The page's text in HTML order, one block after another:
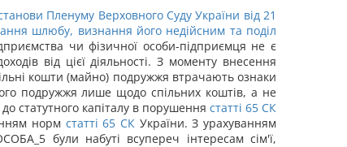
Пленуму Верховного Суду України від 21
шлюбу, визнання його недійсним та поділ
чи фізичної особи-підприємця не є
від цієї діяльності. З моменту внесення
кошти (майно) подружжя втрачають ознаки
подружжя лише щодо спільних коштів, а не
статутного капіталу в порушення статті 65 СК
норм статті 65 СКУкраїни. З урахуванням
були набуті всупереч інтересам сім'ї,